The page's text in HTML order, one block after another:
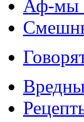
Аф-мы